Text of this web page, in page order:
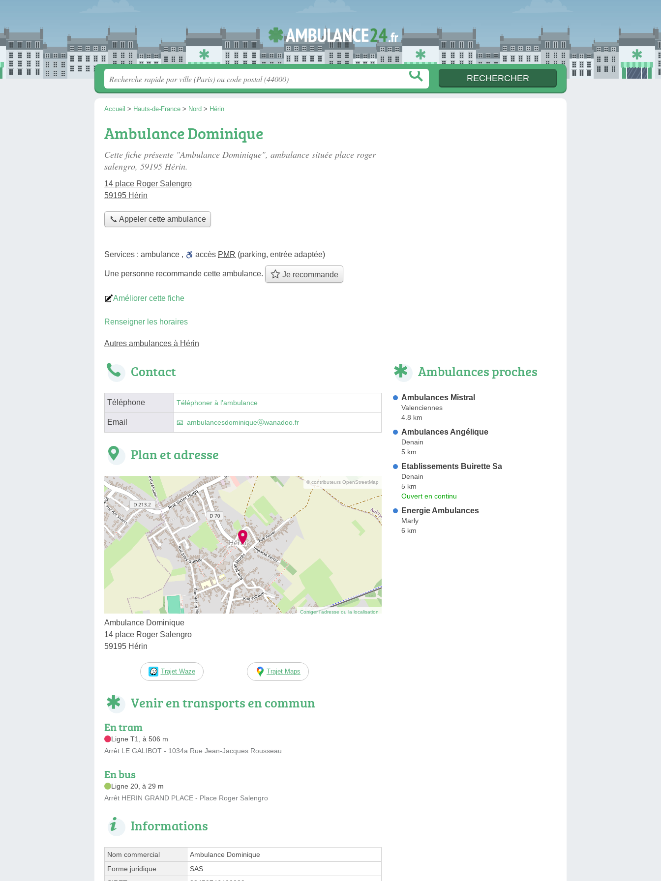
Accueil > Hauts-de-France > Nord > Hérin
Ambulance Dominique
Cette fiche présente "Ambulance Dominique", ambulance située place roger
salengro, 59195 Hérin.
14 place Roger Salengro
59195 Hérin
📞 Appeler cette ambulance
Services : ambulance , accès PMR (parking, entrée adaptée)
Une personne recommande cette ambulance. Je recommande
Améliorer cette fiche
Renseigner les horaires
Autres ambulances à Hérin
Contact
Téléphone Téléphoner à l'ambulance
Email ambulancesdominiqueⓐwanadoo.fr
Plan et adresse
© contributeurs OpenStreetMap
Corriger l’adresse ou la localisation
Ambulance Dominique
14 place Roger Salengro
59195 Hérin
Trajet Waze Trajet Maps
Venir en transports en commun
En tram
Ligne T1, à 506 m
Arrêt LE GALIBOT - 1034a Rue Jean-Jacques Rousseau
En bus
Ligne 20, à 29 m
Arrêt HERIN GRAND PLACE - Place Roger Salengro
Informations
Nom commercial
Ambulance Dominique
Forme juridique
SAS
Ambulances proches
Ambulances Mistral
Valenciennes
4.8 km
Ambulances Angélique
Denain
5 km
Etablissements Buirette Sa
Denain
5 km
Ouvert en continu
Energie Ambulances
Marly
6 km